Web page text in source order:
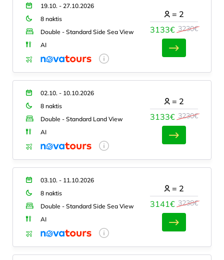
19.10. - 27.10.2026
8 naktis
Double - Standard Side Sea View
AI
3133€ 3230€
= 2
02.10. - 10.10.2026
8 naktis
Double - Standard Land View
AI
3133€ 3230€
= 2
03.10. - 11.10.2026
8 naktis
Double - Standard Side Sea View
AI
3141€ 3238€
= 2